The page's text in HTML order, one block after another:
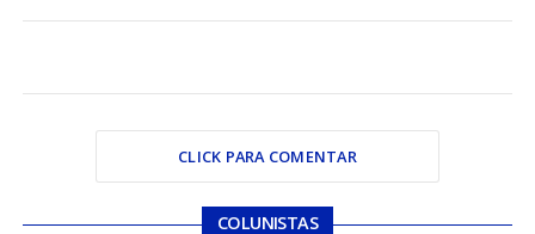
CLICK PARA COMENTAR
COLUNISTAS